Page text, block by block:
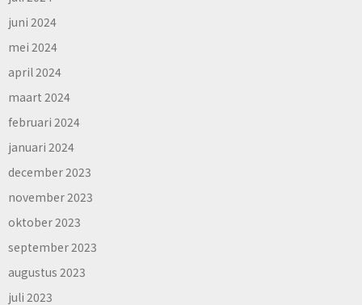
juni 2024
mei 2024
april 2024
maart 2024
februari 2024
januari 2024
december 2023
november 2023
oktober 2023
september 2023
augustus 2023
juli 2023